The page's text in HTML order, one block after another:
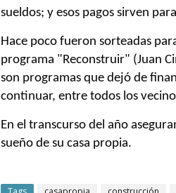
sueldos; y esos pagos sirven
Hace poco fueron sorteadas
programa "Reconstruir" (Juan
son programas que dejó de
continuar, entre todos los
En el transcurso del año
sueño de su casa propia.